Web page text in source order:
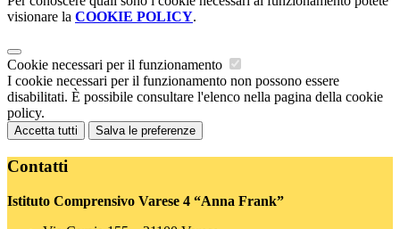
visionare la COOKIE POLICY.
Cookie necessari per il funzionamento
I cookie necessari per il funzionamento non possono essere
disabilitati. È possibile consultare l'elenco nella pagina della cookie
policy.
Accetta tutti Salva le preferenze
Contatti
Istituto Comprensivo Varese 4 “Anna Frank”